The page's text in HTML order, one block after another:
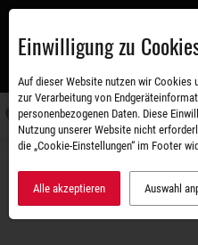
Zum
3-Seiten-Hochplane + Hochspriegel
Einwilligung zu
Auf dieser Website nutzen wir Cookies
zur Verarbeitung von
personenbezogenen Daten. Diese
Nutzung unserer Website nicht
die „Cookie-Einstellungen“ im Footer
Alle akzeptieren Auswahl